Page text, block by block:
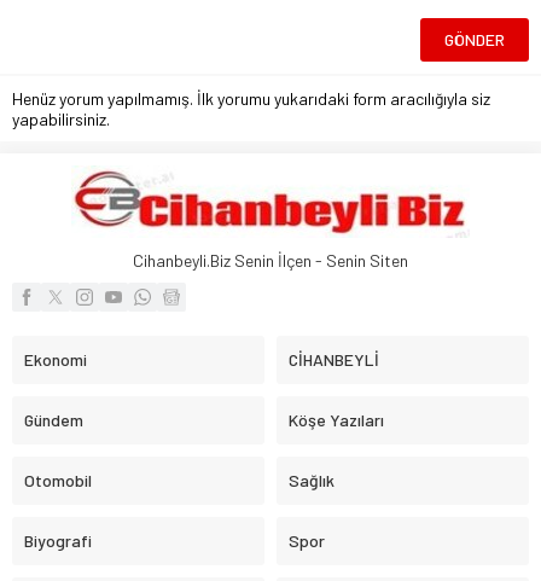
Henüz yorum yapılmamış. İlk yorumu yukarıdaki form aracılığıyla siz
yapabilirsiniz.
Cihanbeyli.Biz Senin İlçen - Senin Siten
Ekonomi CİHANBEYLİ
Gündem Köşe Yazıları
Otomobil Sağlık
Biyografi Spor